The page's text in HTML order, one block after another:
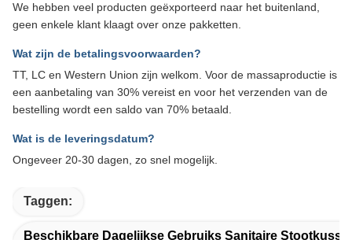
We hebben veel producten geëxporteerd naar het buitenland,
geen enkele klant klaagt over onze pakketten.
Wat zijn de betalingsvoorwaarden?
TT, LC en Western Union zijn welkom. Voor de massaproductie is
een aanbetaling van 30% vereist en voor het verzenden van de
bestelling wordt een saldo van 70% betaald.
Wat is de leveringsdatum?
Ongeveer 20-30 dagen, zo snel mogelijk.
Taggen:
Beschikbare Dagelijkse Gebruiks Sanitaire